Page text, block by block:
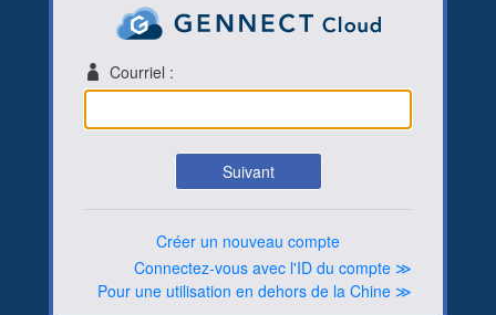
Courriel :
Suivant
Créer un nouveau compte
Connectez-vous avec l'ID du compte ≫
Pour une utilisation en dehors de la Chine ≫